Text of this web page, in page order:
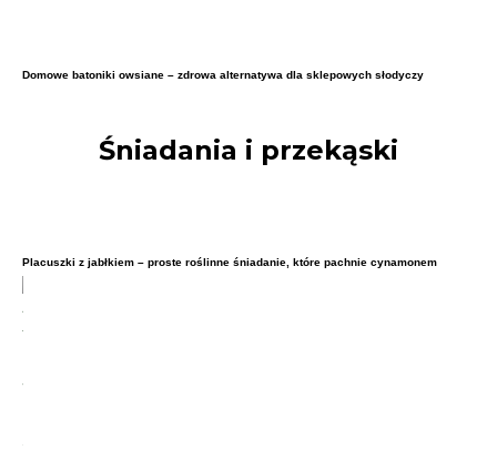
Domowe batoniki owsiane – zdrowa alternatywa dla sklepowych słodyczy
Śniadania i przekąski
Placuszki z jabłkiem – proste roślinne śniadanie, które pachnie cynamonem